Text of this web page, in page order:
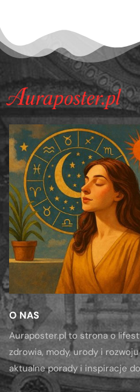
O NAS
Auraposter.pl to strona o
zdrowia, mody, urody i
aktualne porady i inspiracje